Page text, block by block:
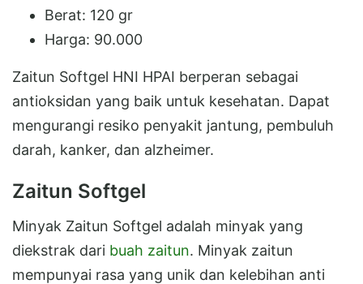
Berat: 120 gr
Harga: 90.000
Zaitun Softgel HNI HPAI berperan sebagai
antioksidan yang baik untuk kesehatan. Dapat
mengurangi resiko penyakit jantung, pembuluh
darah, kanker, dan alzheimer.
Zaitun Softgel
Minyak Zaitun Softgel adalah minyak yang
diekstrak dari buah zaitun. Minyak zaitun
mempunyai rasa yang unik dan kelebihan anti